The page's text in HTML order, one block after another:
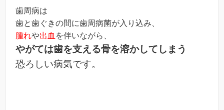
歯周病は
歯と歯ぐきの間に歯周病菌が入り込み、
腫れや出血 を伴いながら、
やがては歯を支える骨を溶かしてしまう
恐ろしい病気です。